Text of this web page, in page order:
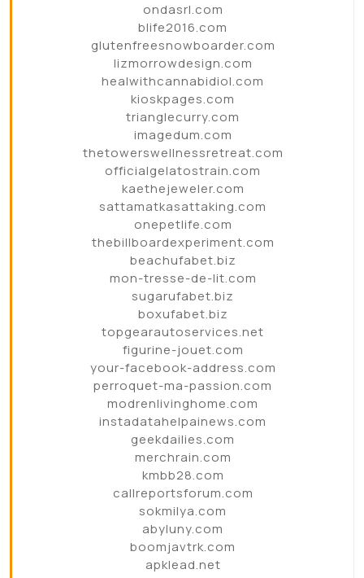
ondasrl.com
blife2016.com
glutenfreesnowboarder.com
lizmorrowdesign.com
healwithcannabidiol.com
kioskpages.com
trianglecurry.com
imagedum.com
thetowerswellnessretreat.com
officialgelatostrain.com
kaethejeweler.com
sattamatkasattaking.com
onepetlife.com
thebillboardexperiment.com
beachufabet.biz
mon-tresse-de-lit.com
sugarufabet.biz
boxufabet.biz
topgearautoservices.net
figurine-jouet.com
your-facebook-address.com
perroquet-ma-passion.com
modrenlivinghome.com
instadatahelpainews.com
geekdailies.com
merchrain.com
kmbb28.com
callreportsforum.com
sokmilya.com
abyluny.com
boomjavtrk.com
apklead.net